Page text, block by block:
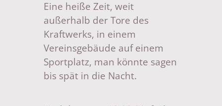
Eine heiße Zeit, weit
außerhalb der Tore des
Kraftwerks, in einem
Vereinsgebäude auf einem
Sportplatz, man könnte sagen
bis spät in die Nacht.